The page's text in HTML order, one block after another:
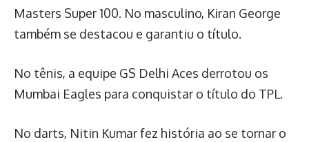
Masters Super 100. No masculino, Kiran George
também se destacou e garantiu o título.
No tênis, a equipe GS Delhi Aces derrotou os
Mumbai Eagles para conquistar o título do TPL.
No darts, Nitin Kumar fez história ao se tornar o